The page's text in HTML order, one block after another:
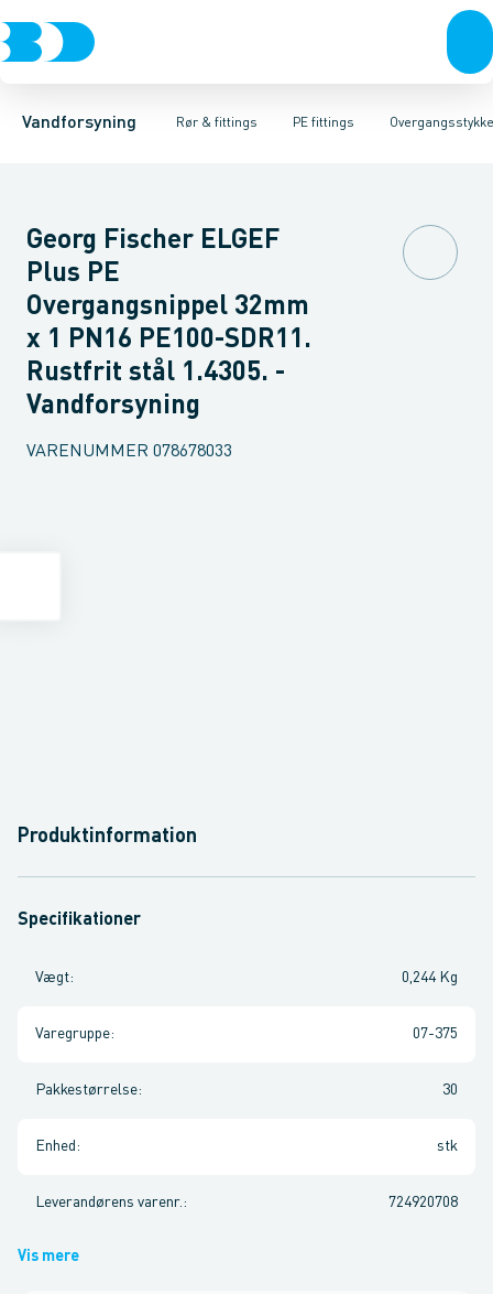
Vandforsyning Rør & fittings
Rør & fittingsKoblinger & anboringerMuffer, klemmer &
PE fittings
PE rørPE EL fittingsPE fittings Duktiljern fittings
Vinkler 90gr.Vinkler 60gr.Vinkler 45gr.Vinkler 30gr.Vinkler
Georg Fischer ELGEF
Plus PE
Overgangsnippel 32mm
x 1 PN16 PE100-SDR11.
Rustfrit stål 1.4305. -
Vandforsyning
VARENUMMER 078678033
Produktinformation
Specifikationer
Vægt: 0,244 Kg
Varegruppe: 07-375
Pakkestørrelse: 30
Enhed : stk
Leverandørens varenr. : 724920708
Vis mere